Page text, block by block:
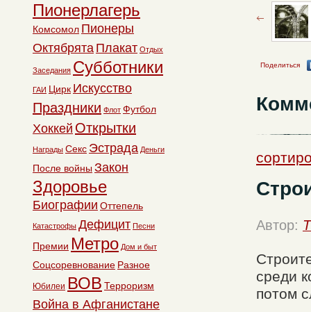
Поделиться
Автор:
среди
потом
Пионерлагерь
Комсомол Пионеры
Октябрята Плакат Отдых
Заседания Субботники
ГАИ Цирк Искусство
Праздники Флот Футбол
Хоккей Открытки
Награды Секс Эстрада Деньги
После войны Закон
Здоровье
Биографии Оттепель
Катастрофы Дефицит Песни
Премии Метро Дом и быт
Соцсоревнование Разное
Юбилеи ВОВ Терроризм
Война в Афганистане